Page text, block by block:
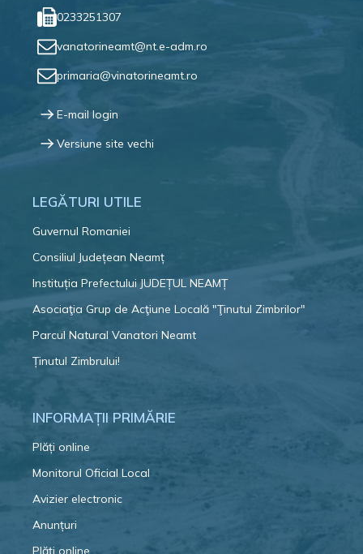
0233251307
vanatorineamt@nt.e-adm.ro
primaria@vinatorineamt.ro
E-mail login
Versiune site vechi
LEGĂTURI UTILE
Guvernul Romaniei
Consiliul Județean Neamț
Instituția Prefectului JUDEȚUL NEAMȚ
Asociaţia Grup de Acţiune Locală "Ţinutul Zimbrilor"
Parcul Natural Vanatori Neamt
Ținutul Zimbrului!
INFORMAȚII PRIMĂRIE
Plăți online
Monitorul Oficial Local
Avizier electronic
Anunțuri
Plăți online